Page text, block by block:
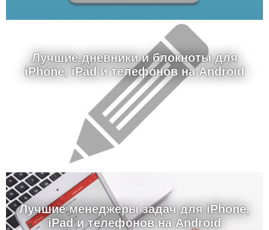
Лучшие дневники и блокноты для
iPhone, iPad и телефонов на Android
Лучшие менеджеры задач для iPhone,
iPad и телефонов на Android